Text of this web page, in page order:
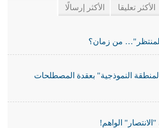
الأكثر تعليقا الأكثر إرسالًا
من زمان؟
النموذجية" بعقدة المصطلحات
الواهم!